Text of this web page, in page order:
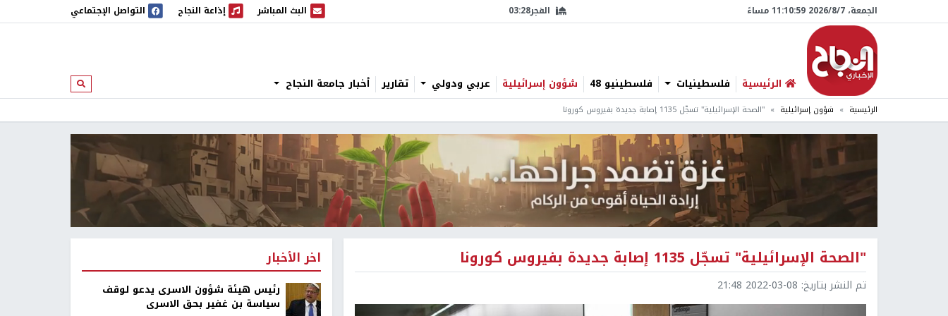
الجمعة، 7/‏8/‏2026 11:11:00 مساءً الفجر03:28 البث المباشر
البث المباشر إذاعة النجاح
إذاعة النجاح التواصل الإجتماعي
الرئيسية فلسطينيات فلسطينيو 48 شؤون إسرائيلية عربي ودولي تقارير أخبار جامعة النجاح ابحث
الرئيسية شؤون إسرائيلية "الصحة الإسرائيلية" تسجّل 1135 إصابة جديدة بفيروس كورونا
"الصحة الإسرائيلية" تسجّل 1135 إصابة جديدة بفيروس كورونا
تم النشر بتاريخ: 2022-03-08 21:48
اخر الأخبار
رئيس هيئة شؤون الاسرى يدعو لوقف
سياسة بن غفير بحق الاسرى